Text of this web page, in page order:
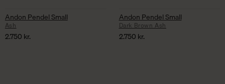
Andon Pendel Small
Ash
2.750 kr.
Andon Pendel Small
Dark Brown Ash
2.750 kr.